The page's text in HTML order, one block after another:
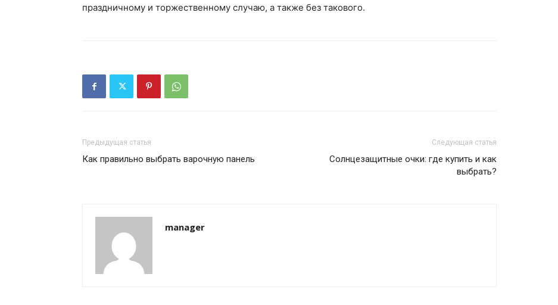
праздничному и торжественному случаю, а также без такового.
Предыдущая статья
Как правильно выбрать варочную панель
Следующая статья
Солнцезащитные очки: где купить и как
выбрать?
manager